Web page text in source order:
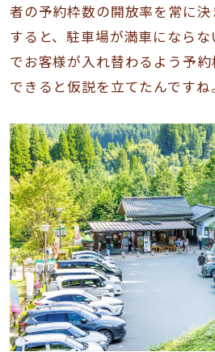
者の予約枠数の開放率を常に
すると、駐車場が満車になら
でお客様が入れ替わるよう予
できると仮説を立てたんですね。